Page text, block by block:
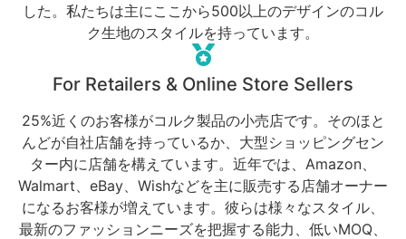
した。私たちは主にここから500以上のデザインのコル
ク生地のスタイルを持っています。
For Retailers & Online Store Sellers
25%近くのお客様がコルク製品の小売店です。そのほと
んどが自社店舗を持っているか、大型ショッピングセン
ター内に店舗を構えています。近年では、Amazon、
Walmart、eBay、Wishなどを主に販売する店舗オーナー
になるお客様が増えています。彼らは様々なスタイル、
最新のファッションニーズを把握する能力、低いMOQ、